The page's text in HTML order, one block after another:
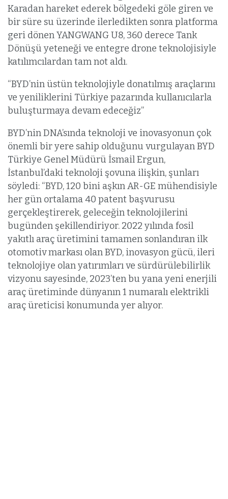
Karadan hareket ederek bölgedeki göle giren ve
bir süre su üzerinde ilerledikten sonra platforma
geri dönen YANGWANG U8, 360 derece Tank
Dönüşü yeteneği ve entegre drone teknolojisiyle
katılımcılardan tam not aldı.
“BYD’nin üstün teknolojiyle donatılmış araçlarını
ve yeniliklerini Türkiye pazarında kullanıcılarla
buluşturmaya devam edeceğiz”
BYD’nin DNA’sında teknoloji ve inovasyonun çok
önemli bir yere sahip olduğunu vurgulayan BYD
Türkiye Genel Müdürü İsmail Ergun,
İstanbul’daki teknoloji şovuna ilişkin, şunları
söyledi: “BYD, 120 bini aşkın AR-GE mühendisiyle
her gün ortalama 40 patent başvurusu
gerçekleştirerek, geleceğin teknolojilerini
bugünden şekillendiriyor. 2022 yılında fosil
yakıtlı araç üretimini tamamen sonlandıran ilk
otomotiv markası olan BYD, inovasyon gücü, ileri
teknolojiye olan yatırımları ve sürdürülebilirlik
vizyonu sayesinde, 2023’ten bu yana yeni enerjili
araç üretiminde dünyanın 1 numaralı elektrikli
araç üreticisi konumunda yer alıyor.